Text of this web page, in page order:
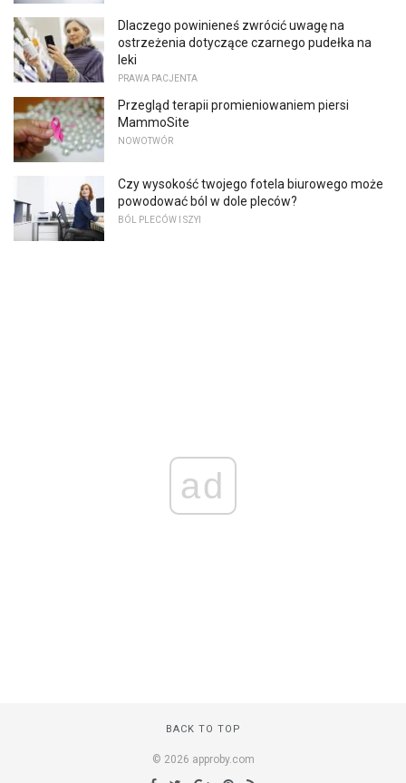
Dlaczego powinieneś zwrócić uwagę na
ostrzeżenia dotyczące czarnego pudełka na
leki
PRAWA PACJENTA
Przegląd terapii promieniowaniem piersi
MammoSite
NOWOTWÓR
Czy wysokość twojego fotela biurowego może
powodować ból w dole pleców?
BÓL PLECÓW I SZYI
ad
BACK TO TOP
© 2026 approby.com